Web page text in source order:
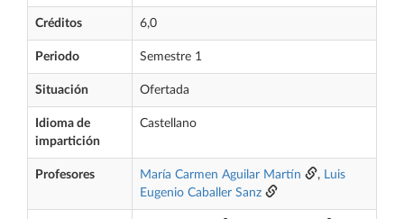
Créditos 6,0
Periodo Semestre 1
Situación Ofertada
Idioma de
impartición
Castellano
Profesores María Carmen Aguilar Martín , Luis
Eugenio Caballer Sanz